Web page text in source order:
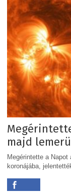
majd
Megérintette a
koronájába,